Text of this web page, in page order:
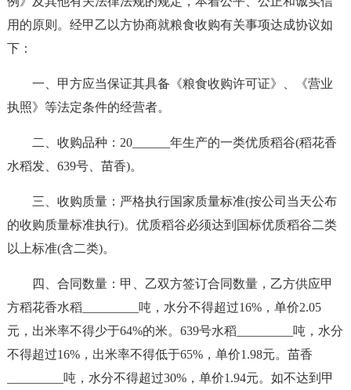
用的原则。经甲乙以方协商就粮食收购有关事项达成协议如
下：
一、甲方应当保证其具备《粮食收购许可证》、《营业
执照》等法定条件的经营者。
二、收购品种：20______年生产的一类优质稻谷(稻花香
水稻发、639号、苗香)。
三、收购质量：严格执行国家质量标准(按公司当天公布
的收购质量标准执行)。优质稻谷必须达到国标优质稻谷二类
以上标准(含二类)。
四、合同数量：甲、乙双方签订合同数量，乙方供应甲
方稻花香水稻_________吨，水分不得超过16%，单价2.05
元，出米率不得少于64%的米。639号水稻_________吨，水分
不得超过16%，出米率不得低于65%，单价1.98元。苗香
_________吨，水分不得超过30%，单价1.94元。如不达到甲